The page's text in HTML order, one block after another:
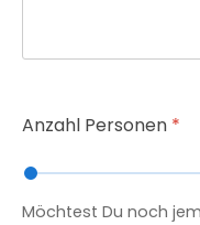
Anzahl Personen *
Möchtest Du noch